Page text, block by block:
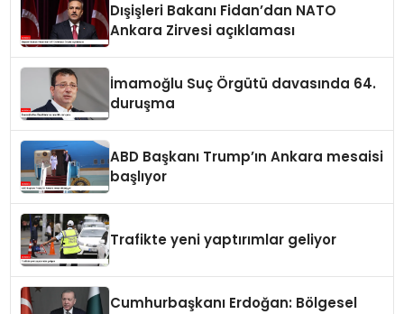
Dışişleri Bakanı Fidan’dan NATO
Ankara Zirvesi açıklaması
İmamoğlu Suç Örgütü davasında 64.
duruşma
ABD Başkanı Trump’ın Ankara mesaisi
başlıyor
Trafikte yeni yaptırımlar geliyor
Cumhurbaşkanı Erdoğan: Bölgesel